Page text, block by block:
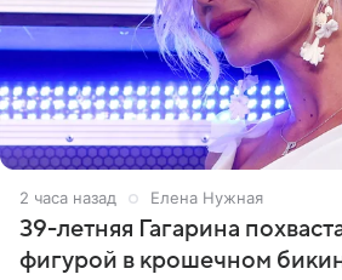
2 часа назад Елена Нужная
39-летняя Гагарина
фигурой в крошечном